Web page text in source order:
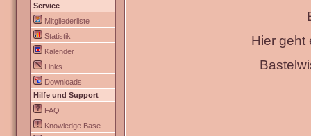
Service
Mitgliederliste
Statistik
Kalender
Links
Downloads
Hilfe und Support
FAQ
Knowledge Base
Hier geht